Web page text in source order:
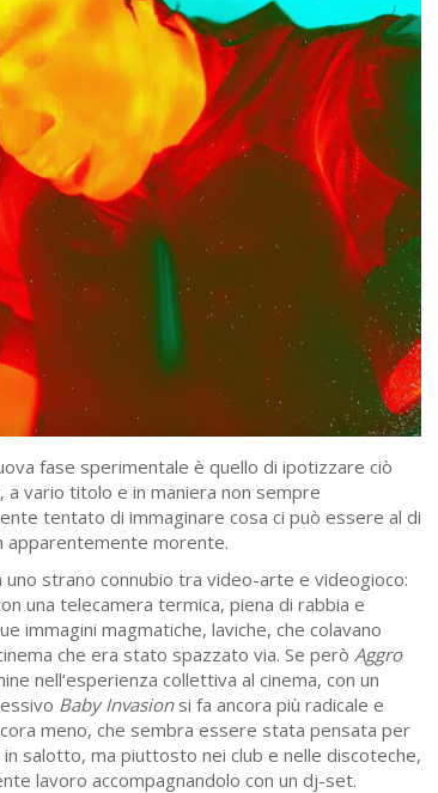
fase sperimentale è quello di ipotizzare ciò
a vario titolo e in maniera non sempre
tentato di immaginare cosa ci può essere al di
apparentemente morente.
strano connubio tra video-arte e videogioco:
una telecamera termica, piena di rabbia e
immagini magmatiche, laviche, che colavano
che era stato spazzato via. Se però Aggro
nell’esperienza collettiva al cinema, con un
Baby Invasionsi fa ancora più radicale e
meno, che sembra essere stata pensata per
salotto, ma piuttosto nei club e nelle discoteche,
lavoro accompagnandolo con un dj-set.